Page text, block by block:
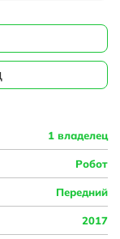
1 владелец
Робот
Передний
2017